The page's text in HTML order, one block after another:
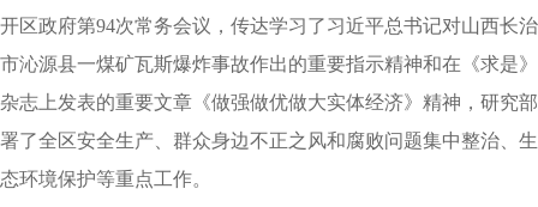
开区政府第94次常务会议，传达学习了习近平总书记对山西长治
市沁源县一煤矿瓦斯爆炸事故作出的重要指示精神和在《求是》
杂志上发表的重要文章《做强做优做大实体经济》精神，研究部
署了全区安全生产、群众身边不正之风和腐败问题集中整治、生
态环境保护等重点工作。